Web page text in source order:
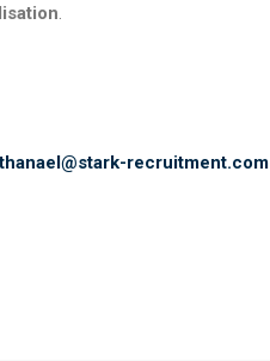
.
recruitment.com